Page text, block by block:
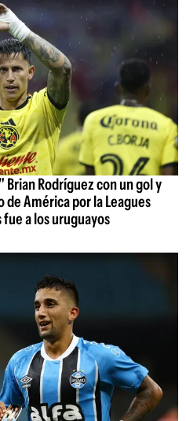
Rodríguez con un gol y
América por la Leagues
a los uruguayos